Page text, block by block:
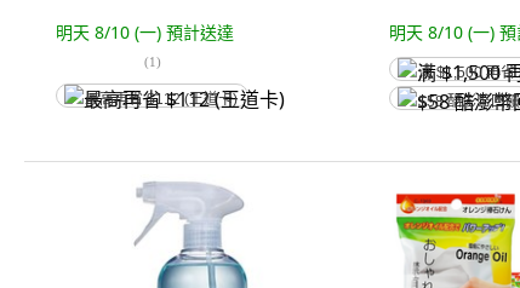
明天 8/10 (一) 預計送達
(1)
最高再省 $112 (王道卡)
明天 8/10 (一) 預
满 $1,500 再省
$58 酷澎幣回饋